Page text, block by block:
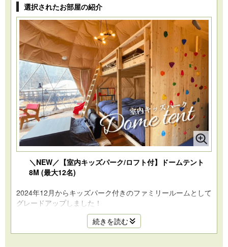
選択されたお部屋の紹介
＼NEW／【室内キッズパーク/ロフト付】ドームテント
8M (最大12名)
2024年12月からキッズパーク付きのファミリールームとして
グレードアップしました！
最大12名まで泊まれる8mの大型ドームテントの室内キッズ
パーク付きのファミリールームです。
続きを読む